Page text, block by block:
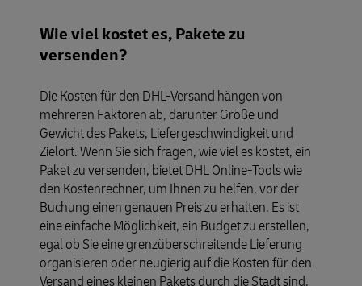
Wie viel kostet es, Pakete zu
versenden?
Die Kosten für den DHL-Versand hängen von
mehreren Faktoren ab, darunter Größe und
Gewicht des Pakets, Liefergeschwindigkeit und
Zielort. Wenn Sie sich fragen, wie viel es kostet, ein
Paket zu versenden, bietet DHL Online-Tools wie
den Kostenrechner, um Ihnen zu helfen, vor der
Buchung einen genauen Preis zu erhalten. Es ist
eine einfache Möglichkeit, ein Budget zu erstellen,
egal ob Sie eine grenzüberschreitende Lieferung
organisieren oder neugierig auf die Kosten für den
Versand eines kleinen Pakets durch die Stadt sind.